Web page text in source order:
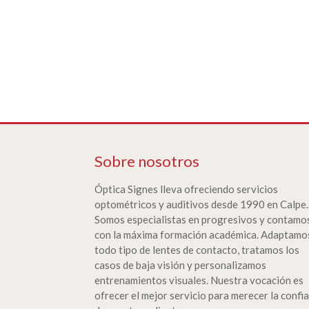
Sobre nosotros
Óptica Signes lleva ofreciendo servicios
optométricos y auditivos desde 1990 en Calpe.
Somos especialistas en progresivos y
con la máxima formación académica.
todo tipo de lentes de contacto, tratamos los
casos de baja visión y personalizamos
entrenamientos visuales. Nuestra vocación es
ofrecer el mejor servicio para merecer la